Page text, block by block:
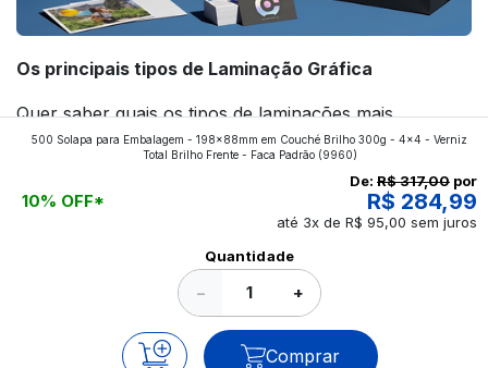
Os principais tipos de Laminação Gráfica
Quer saber quais os tipos de laminações mais
aplicados nos impressos da gráfica FuturaIM? Então,
continue a leitura que vamos revelar para você!
500 Solapa para Embalagem - 198x88mm em Couché Brilho 300g - 4x4 - Verniz
Total Brilho Frente - Faca Padrão(9960)
10% OFF*
De: R$ 317,00 por
R$ 284,99
até 3x de R$ 95,00 sem juros
Quantidade
− +
Comprar